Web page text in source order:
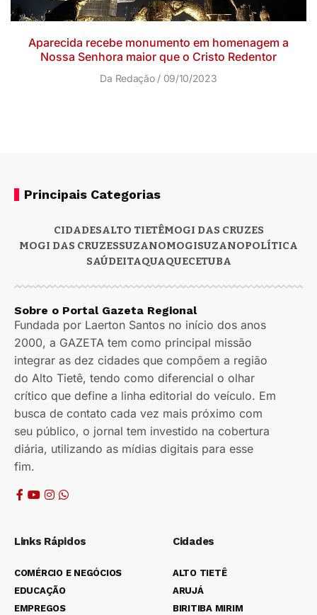
Aparecida recebe monumento em homenagem a
Nossa Senhora maior que o Cristo Redentor
Da Redação 09/10/2023
Principais Categorias
CIDADESALTO TIETÊMOGI DAS CRUZES
MOGI DAS CRUZESSUZANOMOGISUZANOPOLÍTICA
SAÚDEITAQUAQUECETUBA
Sobre o Portal Gazeta Regional
Fundada por Laerton Santos no início dos anos
2000, a GAZETA tem como principal missão
integrar as dez cidades que compõem a região
do Alto Tietê, tendo como diferencial o olhar
crítico que define a linha editorial do veículo. Em
busca de contato cada vez mais próximo com
seu público, o jornal tem investido na cobertura
diária, utilizando as mídias digitais para esse
fim.
Links Rápidos
COMÉRCIO E NEGÓCIOS
EDUCAÇÃO
EMPREGOS
Cidades
ALTO TIETÊ
ARUJÁ
BIRITIBA MIRIM